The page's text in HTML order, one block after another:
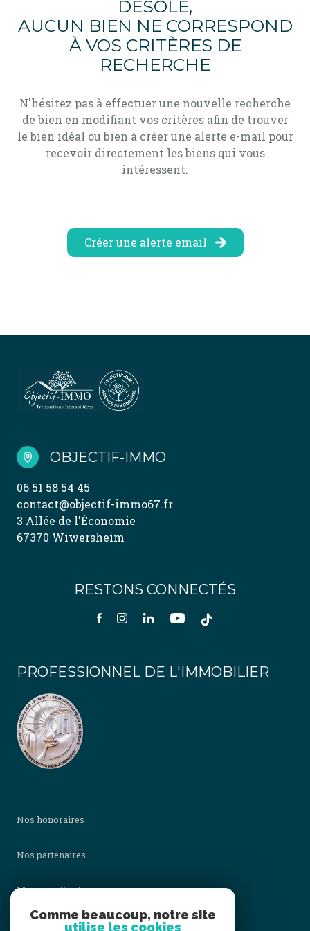
alerte
e-
DÉSOLÉ,
AUCUN BIEN NE CORRESPOND
À VOS CRITÈRES DE
RECHERCHE
N'hésitez pas à effectuer une nouvelle recherche
de bien en modifiant vos critères afin de trouver
le bien idéal ou bien à créer une alerte e-mail pour
recevoir directement les biens qui vous
intéressent.
Créer une alerte email
OBJECTIF-IMMO
06 51 58 54 45
contact@objectif-immo67.fr
3 Allée de l'Économie
67370 Wiwersheim
RESTONS CONNECTÉS
PROFESSIONNEL DE L'IMMOBILIER
Nos honoraires
Nos partenaires
Mentions légales
Comme beaucoup, notre site
utilise les cookies